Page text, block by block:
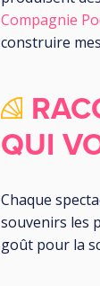
Compagnie
construire
QUI
Chaque
souvenirs les
goût pour la